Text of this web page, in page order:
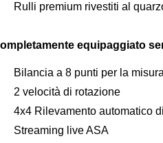
Rulli premium rivestiti al
equipaggiato
Bilancia a 8 punti per la
2 velocità di rotazione
4x4 Rilevamento automatico
Streaming live ASA